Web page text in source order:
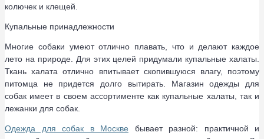
колючек и клещей.
Купальные принадлежности
Многие собаки умеют отлично плавать, что и делают каждое
лето на природе. Для этих целей придумали купальные халаты.
Ткань халата отлично впитывает скопившуюся влагу, поэтому
питомца не придется долго вытирать. Магазин одежды для
собак имеет в своем ассортименте как купальные халаты, так и
лежанки для собак.
Одежда для собак в Москве бывает разной: практичной и